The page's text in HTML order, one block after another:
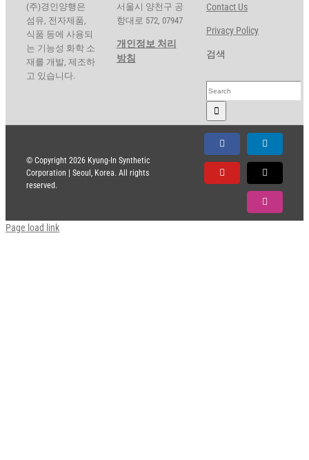
(주)경인양행은
섬유, 전자제품,
식품 등에 사용되
는 기능성 화학 소
재를 개발, 제조하
고 있습니다.
서울시 양천구 공
항대로 572, 07947
개인정보 처리
방침
Contact Us
Privacy Policy
검색
Search
for:
© Copyright 2026 Kyung-In Synthetic
Corporation | Seoul, Korea. All rights
reserved.
FacebookLinkedIn
YouTube X
Instagram
Page load link